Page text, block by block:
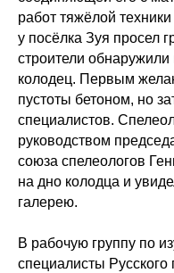
работ тяжёлой
у посёлка Зуя просел
строители
колодец. Первым
пустоты бетоном, но
специалистов.
руководством
союза спелеологов
на дно колодца и
галерею.
В рабочую группу по
специалисты Русского